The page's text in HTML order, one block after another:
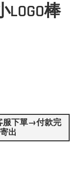
棒
服下單→付款完
出